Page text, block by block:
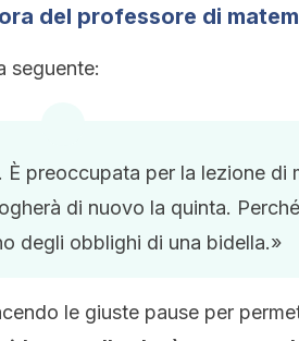
del professore di
seguente:
preoccupata per la lezione di
di nuovo la quinta.
degli obblighi di una bidella.»
le giuste pause per